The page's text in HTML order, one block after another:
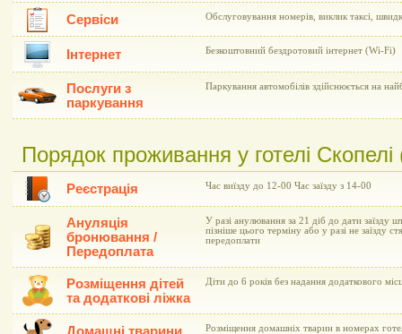
Сервіси Обслуговування номерів, виклик таксі,
Інтернет Безкоштовний бездротовий інтернет (Wi-Fi)
Послуги з
паркування
Паркування автомобілів здійснюється на
Порядок проживання у готелі
Реєстрація Час виїзду до 12-00 Час заїзду з 14-00
Ануляція
бронювання /
Передоплата
У разі анулювання за 21 діб до дати заїзду
пізніше цього терміну або у разі не заїзду
передоплати
Розміщення дітей
та додаткові ліжка
Діти до 6 років без надання додаткового
Розміщення домашніх тварин в номерах